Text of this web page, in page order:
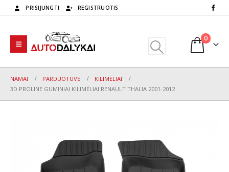
PRISIJUNGTI REGISTRUOTIS
0
NAMAI PARDUOTUVĖ
KILIMĖLIAI
3D PROLINE GUMINIAI KILIMĖLIAI RENAULT THALIA 2001-2012